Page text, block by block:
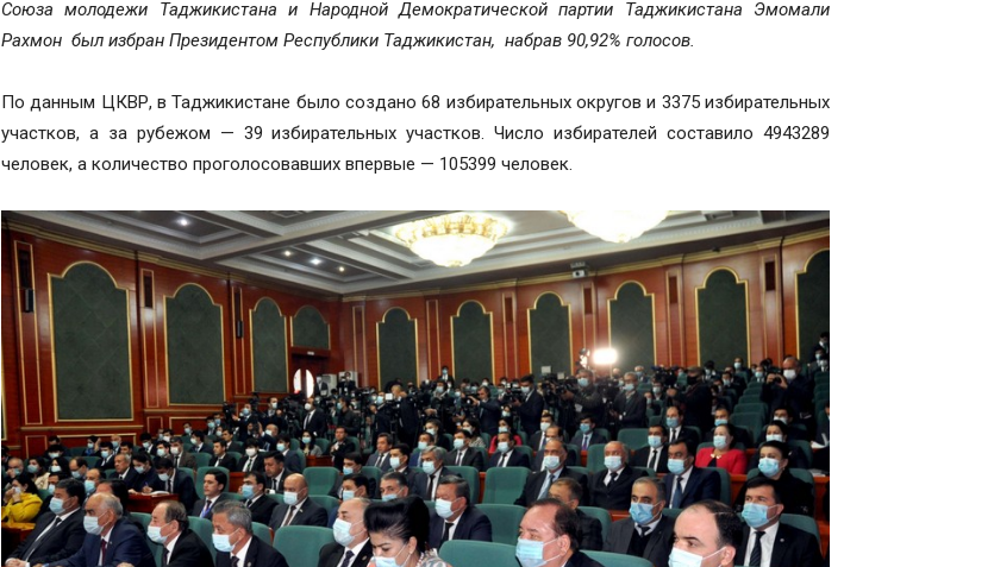
Союза молодежи Таджикистана и Народной Демократической партии Таджикистана Эмомали
Рахмон был избран Президентом Республики Таджикистан, набрав 90,92% голосов.
По данным ЦКВР, в Таджикистане было создано 68 избирательных округов и 3375 избирательных
участков, а за рубежом — 39 избирательных участков. Число избирателей составило 4943289
человек, а количество проголосовавших впервые — 105399 человек.